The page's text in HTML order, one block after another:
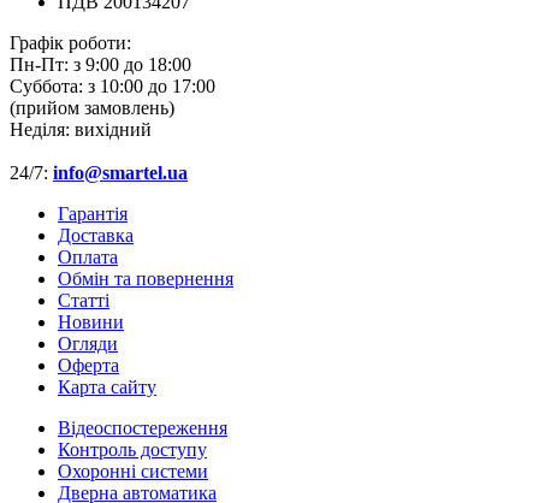
Графік роботи:
Пн-Пт: з 9:00 до 18:00
Суббота: з 10:00 до 17:00
(прийом замовлень)
Неділя: вихідний
24/7: info@smartel.ua
Гарантія
Доставка
Оплата
Обмін та повернення
Cтатті
Новини
Огляди
Оферта
Карта сайту
Відеоспостереження
Контроль доступу
Охоронні системи
Дверна автоматика